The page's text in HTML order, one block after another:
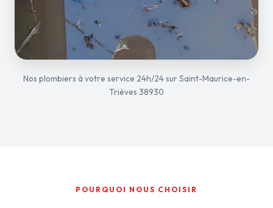
Nos plombiers à votre service 24h/24 sur Saint-Maurice-en-
Trièves 38930
POURQUOI NOUS CHOISIR